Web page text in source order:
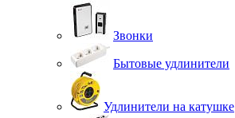
Звонки
Бытовые удлинители
Удлинители на катушке